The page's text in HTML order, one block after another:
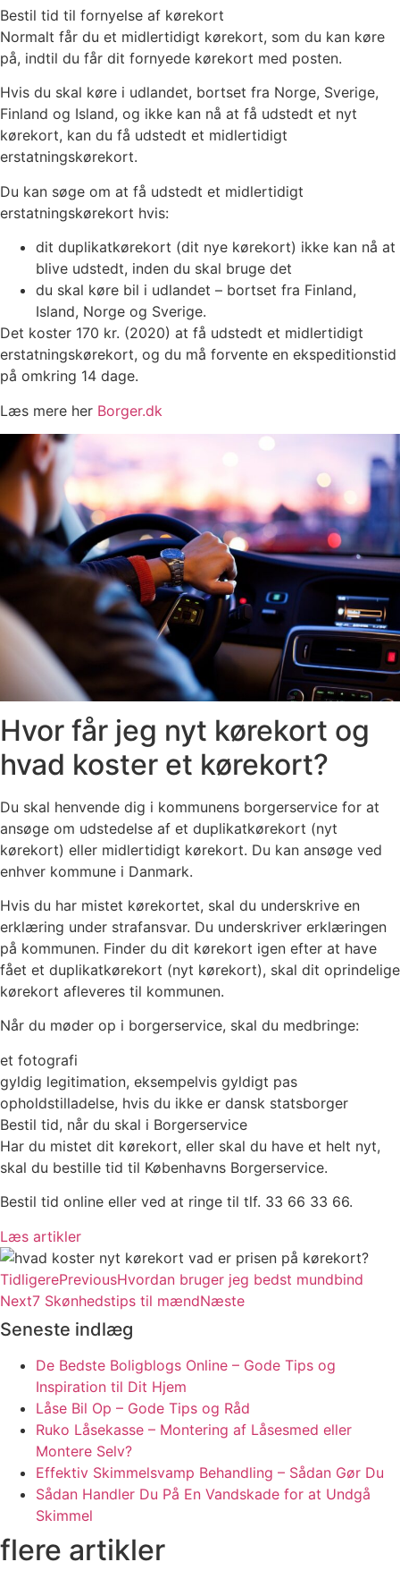
Bestil tid til fornyelse af kørekort
Normalt får du et midlertidigt kørekort, som du kan køre
på, indtil du får dit fornyede kørekort med posten.
Hvis du skal køre i udlandet, bortset fra Norge, Sverige,
Finland og Island, og ikke kan nå at få udstedt et nyt
kørekort, kan du få udstedt et midlertidigt
erstatningskørekort.
Du kan søge om at få udstedt et midlertidigt
erstatningskørekort hvis:
dit duplikatkørekort (dit nye kørekort) ikke kan nå at
blive udstedt, inden du skal bruge det
du skal køre bil i udlandet – bortset fra Finland,
Island, Norge og Sverige.
Det koster 170 kr. (2020) at få udstedt et midlertidigt
erstatningskørekort, og du må forvente en ekspeditionstid
på omkring 14 dage.
Læs mere her Borger.dk
Hvor får jeg nyt kørekort og
hvad koster et kørekort?
Du skal henvende dig i kommunens borgerservice for at
ansøge om udstedelse af et duplikatkørekort (nyt
kørekort) eller midlertidigt kørekort. Du kan ansøge ved
enhver kommune i Danmark.
Hvis du har mistet kørekortet, skal du underskrive en
erklæring under strafansvar. Du underskriver erklæringen
på kommunen. Finder du dit kørekort igen efter at have
fået et duplikatkørekort (nyt kørekort), skal dit oprindelige
kørekort afleveres til kommunen.
Når du møder op i borgerservice, skal du medbringe:
et fotografi
gyldig legitimation, eksempelvis gyldigt pas
opholdstilladelse, hvis du ikke er dansk statsborger
Bestil tid, når du skal i Borgerservice
Har du mistet dit kørekort, eller skal du have et helt nyt,
skal du bestille tid til Københavns Borgerservice.
Bestil tid online eller ved at ringe til tlf. 33 66 33 66.
Læs artikler
TidligerePreviousHvordan bruger jeg bedst mundbind
Next7 Skønhedstips til mændNæste
Seneste indlæg
De Bedste Boligblogs Online – Gode Tips og
Inspiration til Dit Hjem
Låse Bil Op – Gode Tips og Råd
Ruko Låsekasse – Montering af Låsesmed eller
Montere Selv?
Effektiv Skimmelsvamp Behandling – Sådan Gør Du
Sådan Handler Du På En Vandskade for at Undgå
Skimmel
flere artikler